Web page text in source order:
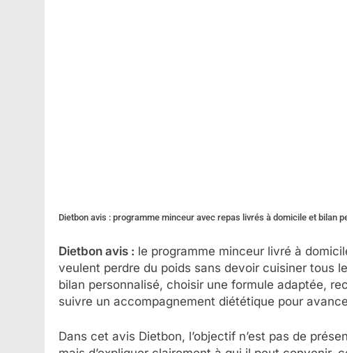
Dietbon avis : programme minceur avec repas livrés à domicile et bilan
Dietbon avis : le programme minceur livré à
veulent perdre du poids sans devoir cuisiner tous
bilan personnalisé, choisir une formule adaptée,
suivre un accompagnement diététique pour
Dans cet avis Dietbon, l’objectif n’est pas de